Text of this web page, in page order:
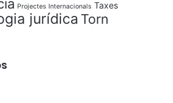
Projectes Internacionals Taxes
jurídica Torn